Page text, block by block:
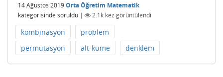
14 Ağustos 2019Orta Öğretim Matematik
kategorisinde soruldu | 2.1k kez görüntülendi
kombinasyon
problem
permütasyon
alt-küme denklem